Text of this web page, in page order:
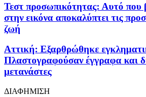
Τεστ προσωπικότητας: Αυτό που
στην εικόνα αποκαλύπτει τις
ζωή
Αττική: Εξαρθρώθηκε
Πλαστογραφούσαν έγγραφα και
μετανάστες
ΔΙΑΦΗΜΙΣΗ